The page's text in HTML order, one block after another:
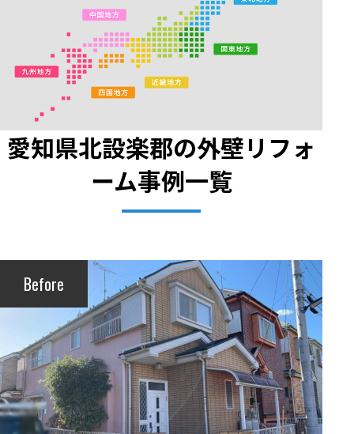
愛知県北設楽郡の外壁リフォ
ーム事例一覧
Before